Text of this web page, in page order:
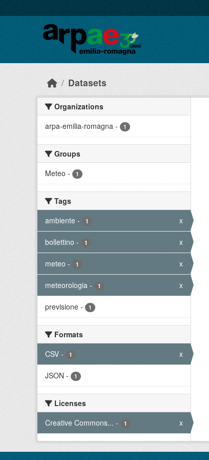
Datasets
Organizations
arpa-emilia-romagna - 1
Groups
Meteo - 1
Tags
ambiente - 1 x
bollettino - 1 x
meteo - 1 x
meteorologia - 1 x
previsione - 1
Formats
CSV - 1 x
JSON - 1
Licenses
Creative Commons... - 1 x